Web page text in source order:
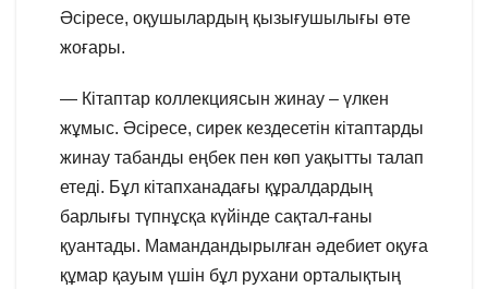
Әсіресе, оқушылардың қызығушылығы өте
жоғары.
— Кітаптар коллекциясын жинау – үлкен
жұмыс. Әсіресе, сирек кездесетін кітаптарды
жинау табанды еңбек пен көп уақытты талап
етеді. Бұл кітапханадағы құралдардың
барлығы түпнұсқа күйінде сақтал-ғаны
қуантады. Мамандандырылған әдебиет оқуға
құмар қауым үшін бұл рухани орталықтың